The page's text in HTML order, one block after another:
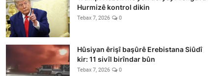
Hurmizê kontrol dikin
Tebax 7, 2026 0
Hûsiyan êrişî başûrê Erebistana Siûdî
kir: 11 sivîl birîndar bûn
Tebax 7, 2026 0